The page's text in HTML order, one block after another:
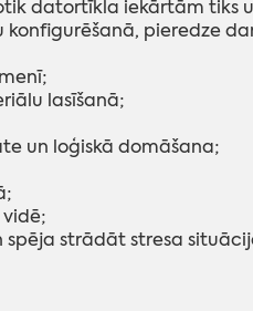
datortīkla iekārtām tiks
pieredze
lasīšanā;
un loģiskā domāšana;
spēja strādāt stresa